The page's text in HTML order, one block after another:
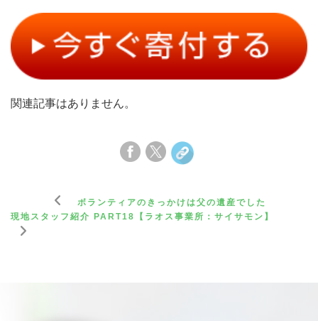
関連記事はありません。
ボランティアのきっかけは父の遺産でした
現地スタッフ紹介 PART18【ラオス事業所：サイサモン】